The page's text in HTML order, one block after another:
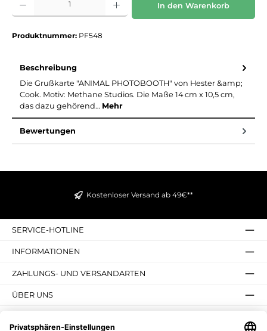
In den Warenkorb
Produktnummer: PF548
Beschreibung
Die Grußkarte "ANIMAL PHOTOBOOTH" von Hester &amp;
Cook. Motiv: Methane Studios. Die Maße 14 cm x 10,5 cm,
das dazu gehörend… Mehr
Bewertungen
Kostenloser Versand ab 49€**
SERVICE-HOTLINE
INFORMATIONEN
ZAHLUNGS- UND VERSANDARTEN
ÜBER UNS